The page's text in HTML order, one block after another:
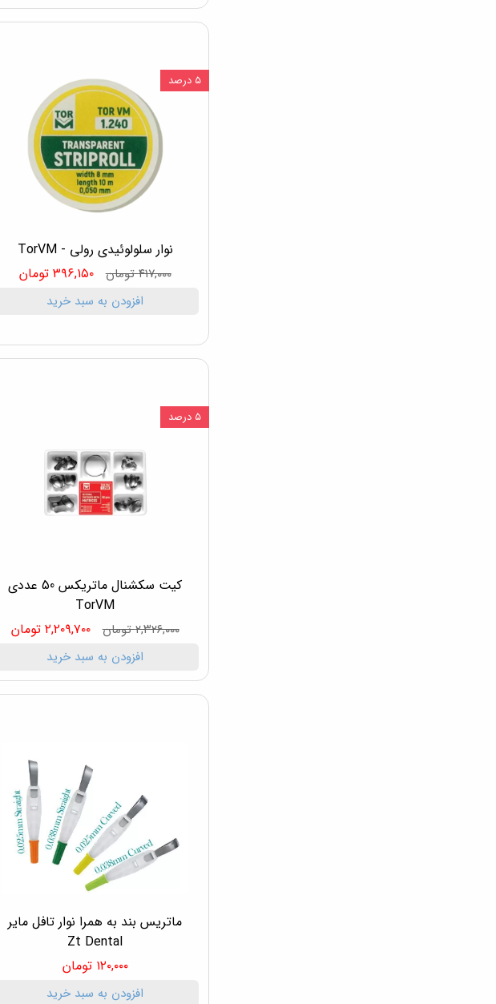
نوار سلولوئیدی رولی - TorVM
۴۱۷,۰۰۰ تومان ۳۹۶,۱۵۰ تومان
افزودن به سبد خرید
۵ درصد
کیت سکشنال ماتریکس 50 عددی
TorVM
۲,۳۲۶,۰۰۰ تومان ۲,۲۰۹,۷۰۰ تومان
افزودن به سبد خرید
۵ درصد
ماتریس بند به همرا نوار تافل مایر
Zt Dental
۱۲۰,۰۰۰ تومان
افزودن به سبد خرید